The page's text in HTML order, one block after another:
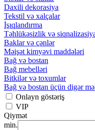
Daxili dekorasiya
Tekstil və xalçalar
İşıqlandırma
Təhlükəsizlik və
Baklar və çənlər
Məişət kimyəvi maddələri
Bağ və bostan
Bağ mebelləri
Bitkilər və toxumlar
Bağ və bostan üçün digər
Onlayn göstəriş
VIP
Qiymət
min.